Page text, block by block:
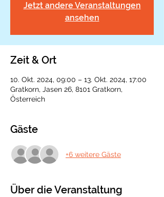
Jetzt andere Veranstaltungen
ansehen
Zeit & Ort
10. Okt. 2024, 09:00 – 13. Okt. 2024, 17:00
Gratkorn, Jasen 26, 8101 Gratkorn,
Österreich
Gäste
+6 weitere Gäste
Über die Veranstaltung